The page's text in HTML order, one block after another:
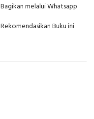
Bagikan melalui Whatsapp
Rekomendasikan Buku ini